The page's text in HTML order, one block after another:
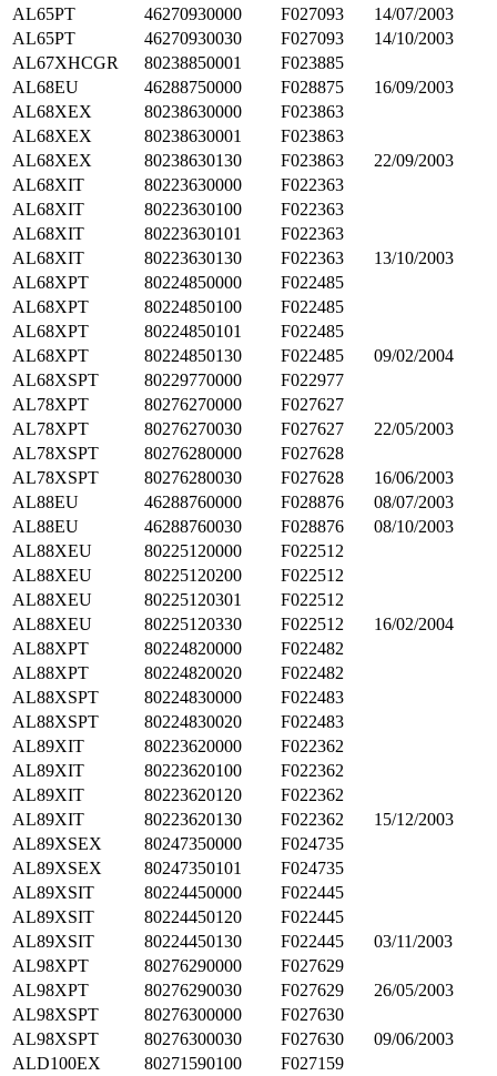
AL65PT 46270930000 F027093
14/07/2003
AL65PT
46270930030 F027093
14/10/2003
AL67XHCGR
80238850001
F023885
AL68EU
46288750000 F028875
16/09/2003
AL68XEX
80238630000
F023863
AL68XEX
80238630001
F023863
AL68XEX
80238630130 F023863
22/09/2003
AL68XIT
80223630000
F022363
AL68XIT
80223630100
F022363
AL68XIT
80223630101
F022363
AL68XIT
80223630130 F022363
13/10/2003
AL68XPT
80224850000
F022485
AL68XPT
80224850100
F022485
AL68XPT
80224850101
F022485
AL68XPT
80224850130 F022485
09/02/2004
AL68XSPT
80229770000
F022977
AL78XPT
80276270000
F027627
AL78XPT
80276270030 F027627
22/05/2003
AL78XSPT
80276280000
F027628
AL78XSPT
80276280030 F027628
16/06/2003
AL88EU
46288760000 F028876
08/07/2003
AL88EU
46288760030 F028876
08/10/2003
AL88XEU
80225120000
F022512
AL88XEU
80225120200
F022512
AL88XEU
80225120301
F022512
AL88XEU
80225120330 F022512
16/02/2004
AL88XPT
80224820000
F022482
AL88XPT
80224820020
F022482
AL88XSPT
80224830000
F022483
AL88XSPT
80224830020
F022483
AL89XIT
80223620000
F022362
AL89XIT
80223620100
F022362
AL89XIT
80223620120
F022362
AL89XIT
80223620130 F022362
15/12/2003
AL89XSEX
80247350000
F024735
AL89XSEX
80247350101
F024735
AL89XSIT
80224450000
F022445
AL89XSIT
80224450120
F022445
AL89XSIT
80224450130 F022445
03/11/2003
AL98XPT
80276290000
F027629
AL98XPT
80276290030 F027629
26/05/2003
AL98XSPT
80276300000
F027630
AL98XSPT
80276300030 F027630
09/06/2003
ALD100EX
80271590100
F027159